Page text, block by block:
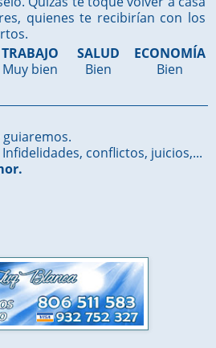
quienes te recibirían con los
TRABAJO
Muy bien
SALUD
Bien
ECONOMÍA
Bien
guiaremos.
conflictos, juicios,...